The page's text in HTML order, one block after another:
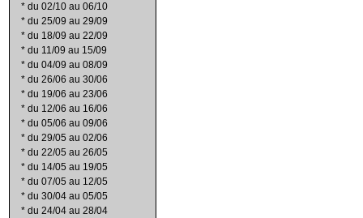
* du 02/10 au 06/10
* du 25/09 au 29/09
* du 18/09 au 22/09
* du 11/09 au 15/09
* du 04/09 au 08/09
* du 26/06 au 30/06
* du 19/06 au 23/06
* du 12/06 au 16/06
* du 05/06 au 09/06
* du 29/05 au 02/06
* du 22/05 au 26/05
* du 14/05 au 19/05
* du 07/05 au 12/05
* du 30/04 au 05/05
* du 24/04 au 28/04